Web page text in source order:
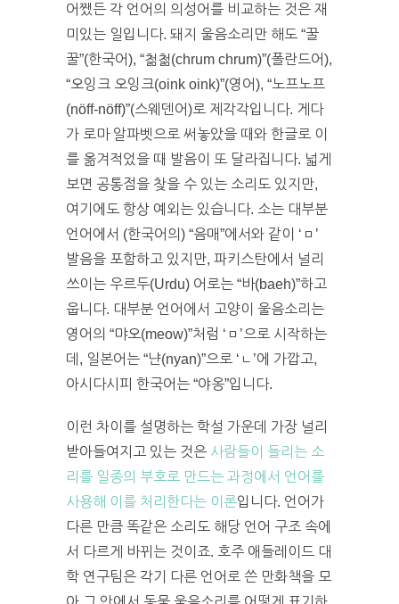
어쨌든 각 언어의 의성어를 비교하는 것은 재
미있는 일입니다. 돼지 울음소리만 해도 “꿀
꿀”(한국어), “첢첢(chrum chrum)”(폴란드어),
“오잉크 오잉크(oink oink)”(영어), “노프노프
(nöff-nöff)”(스웨덴어)로 제각각입니다. 게다
가 로마 알파벳으로 써놓았을 때와 한글로 이
를 옮겨적었을 때 발음이 또 달라집니다. 넓게
보면 공통점을 찾을 수 있는 소리도 있지만,
여기에도 항상 예외는 있습니다. 소는 대부분
언어에서 (한국어의) “음매”에서와 같이 ‘ㅁ’
발음을 포함하고 있지만, 파키스탄에서 널리
쓰이는 우르두(Urdu) 어로는 “바(baeh)”하고
웁니다. 대부분 언어에서 고양이 울음소리는
영어의 “먀오(meow)”처럼 ‘ㅁ’으로 시작하는
데, 일본어는 “냔(nyan)”으로 ‘ㄴ’에 가깝고,
아시다시피 한국어는 “야옹”입니다.
이런 차이를 설명하는 학설 가운데 가장 널리
받아들여지고 있는 것은 사람들이 들리는 소
리를 일종의 부호로 만드는 과정에서 언어를
사용해 이를 처리한다는 이론입니다. 언어가
다른 만큼 똑같은 소리도 해당 언어 구조 속에
서 다르게 바뀌는 것이죠. 호주 애들레이드 대
학 연구팀은 각기 다른 언어로 쓴 만화책을 모